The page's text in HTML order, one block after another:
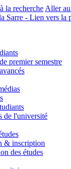
la recherche Aller au
premier semestre
de l'université
& inscription
des études